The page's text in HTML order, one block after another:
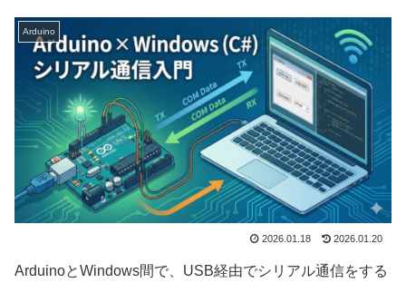
Arduino
2026.01.18 2026.01.20
ArduinoとWindows間で、USB経由でシリアル通信をする